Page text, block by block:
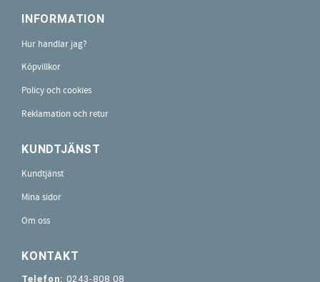
INFORMATION
Hur handlar jag?
Köpvillkor
Policy och cookies
Reklamation och retur
KUNDTJÄNST
Kundtjänst
Mina sidor
Om oss
KONTAKT
Telefon: 0243-808 08